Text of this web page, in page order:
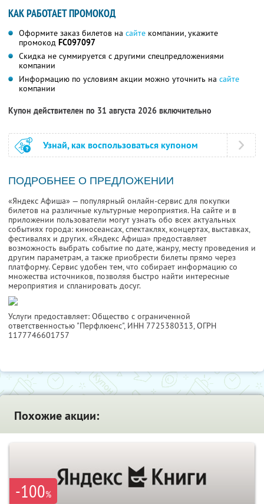
КАК РАБОТАЕТ ПРОМОКОД
Оформите заказ билетов на сайте компании, укажите
промокод FC097097
Скидка не суммируется с другими спецпредложениями
компании
Информацию по условиям акции можно уточнить на сайте
компании
Купон действителен по 31 августа 2026 включительно
Узнай, как воспользоваться купоном
ПОДРОБНЕЕ О ПРЕДЛОЖЕНИИ
«Яндекс Афиша» — популярный онлайн-сервис для покупки
билетов на различные культурные мероприятия. На сайте и в
приложении пользователи могут узнать обо всех актуальных
событиях города: киносеансах, спектаклях, концертах, выставках,
фестивалях и других. «Яндекс Афиша» предоставляет
возможность выбрать событие по дате, жанру, месту проведения и
другим параметрам, а также приобрести билеты прямо через
платформу. Сервис удобен тем, что собирает информацию со
множества источников, позволяя быстро найти интересные
мероприятия и спланировать досуг.
Услуги предоставляет: Общество с ограниченной
ответственностью "Перфлюенс", ИНН 7725380313, ОГРН
1177746601757
Похожие акции:
-100%